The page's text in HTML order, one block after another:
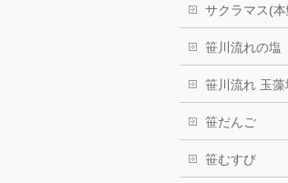
サクラマス(
笹川流れの塩
笹川流れ 玉藻
笹だんご
笹むすび